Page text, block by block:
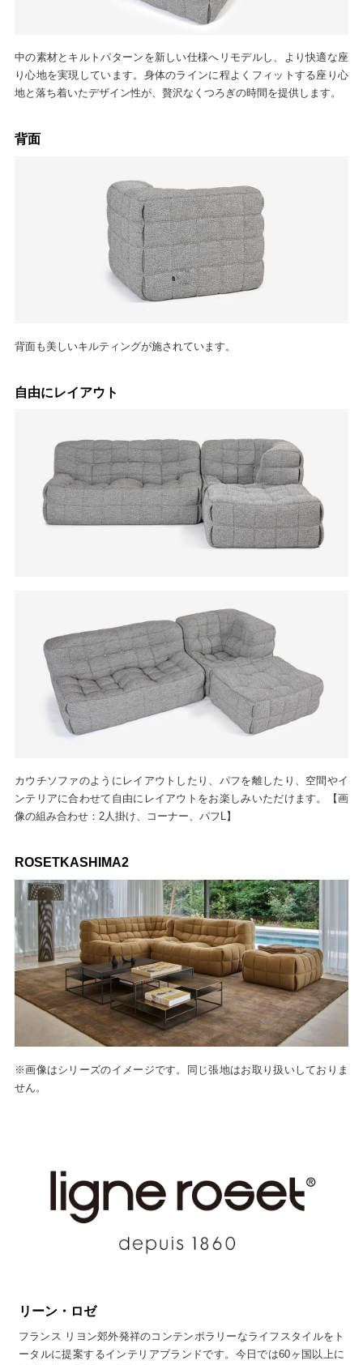
中の素材とキルトパターンを新しい仕様へリモデルし、より快適な座
り心地を実現しています。身体のラインに程よくフィットする座り心
地と落ち着いたデザイン性が、贅沢なくつろぎの時間を提供します。
背面
背面も美しいキルティングが施されています。
自由にレイアウト
カウチソファのようにレイアウトしたり、パフを離したり、空間やイ
ンテリアに合わせて自由にレイアウトをお楽しみいただけます。【画
像の組み合わせ：2人掛け、コーナー、パフL】
ROSETKASHIMA2
※画像はシリーズのイメージです。同じ張地はお取り扱いしておりま
せん。
リーン・ロゼ
フランス リヨン郊外発祥のコンテンポラリーなライフスタイルをト
ータルに提案するインテリアブランドです。今日では60ヶ国以上に